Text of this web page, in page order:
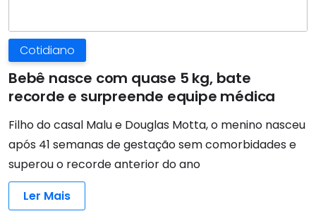
Cotidiano
Bebê nasce com quase 5 kg, bate
recorde e surpreende equipe médica
Filho do casal Malu e Douglas Motta, o menino nasceu
após 41 semanas de gestação sem comorbidades e
superou o recorde anterior do ano
Ler Mais